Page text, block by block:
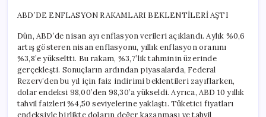
ABD’DE ENFLASYON RAKAMLARI BEKLENTİLERİ AŞTI
Dün, ABD’de nisan ayı enflasyon verileri açıklandı. Aylık %0,6
artış gösteren nisan enflasyonu, yıllık enflasyon oranını
%3,8’e yükseltti. Bu rakam, %3,7’lik tahminin üzerinde
gerçekleşti. Sonuçların ardından piyasalarda, Federal
Rezerv’den bu yıl için faiz indirimi beklentileri zayıflarken,
dolar endeksi 98,00’den 98,30’a yükseldi. Ayrıca, ABD 10 yıllık
tahvil faizleri %4,50 seviyelerine yaklaştı. Tüketici fiyatları
endeksiyle birlikte doların değer kazanması ve tahvil